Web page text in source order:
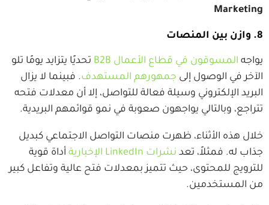
Marketing
8. وازن بين المنصات
يواجه المسوقون في قطاع الأعمال B2B
تحديًا يتزايد يومًا تلو
الآخر في الوصول إلى جمهورهم المستهدف. فبينما لا يزال
البريد الإلكتروني وسيلة فعالة للتواصل، إلا أن معدلات فتحه
تتراجع، وبالتالي يواجهون صعوبة في نمو قوائمهم البريدية.
خلال هذه الأثناء، ظهرت منصات التواصل الاجتماعي كبديل
جذاب له. فمثلاً، تعد نشرات LinkedIn الإخبارية
أداة قوية
للترويج للمحتوى، حيث تتميز بمعدلات فتح عالية وتفاعل كبير
من المستخدمين.